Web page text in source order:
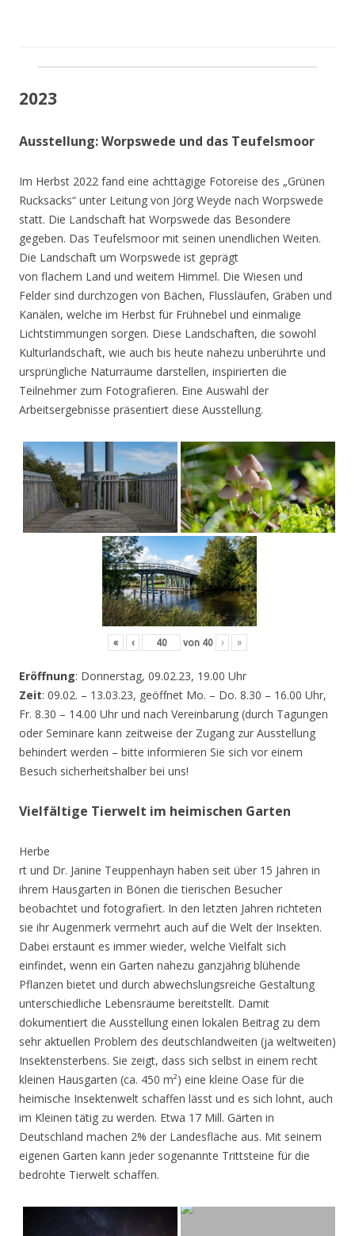
2023
Ausstellung: Worpswede und das Teufelsmoor
Im Herbst 2022 fand eine achttägige Fotoreise des „Grünen
Rucksacks“ unter Leitung von Jörg Weyde nach Worpswede
statt. Die Landschaft hat Worpswede das Besondere
gegeben. Das Teufelsmoor mit seinen unendlichen Weiten.
Die Landschaft um Worpswede ist geprägt
von flachem Land und weitem Himmel. Die Wiesen und
Felder sind durchzogen von Bächen, Flussläufen, Gräben und
Kanälen, welche im Herbst für Frühnebel und einmalige
Lichtstimmungen sorgen. Diese Landschaften, die sowohl
Kulturlandschaft, wie auch bis heute nahezu unberührte und
ursprüngliche Naturräume darstellen, inspirierten die
Teilnehmer zum Fotografieren. Eine Auswahl der
Arbeitsergebnisse präsentiert diese Ausstellung.
« ‹ von 40 › »
Eröffnung: Donnerstag, 09.02.23, 19.00 Uhr
Zeit: 09.02. – 13.03.23, geöffnet Mo. – Do. 8.30 – 16.00 Uhr,
Fr. 8.30 – 14.00 Uhr und nach Vereinbarung (durch Tagungen
oder Seminare kann zeitweise der Zugang zur Ausstellung
behindert werden – bitte informieren Sie sich vor einem
Besuch sicherheitshalber bei uns!
Vielfältige Tierwelt im heimischen Garten
Herbe
rt und Dr. Janine Teuppenhayn haben seit über 15 Jahren in
ihrem Hausgarten in Bönen die tierischen Besucher
beobachtet und fotografiert. In den letzten Jahren richteten
sie ihr Augenmerk vermehrt auch auf die Welt der Insekten.
Dabei erstaunt es immer wieder, welche Vielfalt sich
einfindet, wenn ein Garten nahezu ganzjährig blühende
Pflanzen bietet und durch abwechslungsreiche Gestaltung
unterschiedliche Lebensräume bereitstellt. Damit
dokumentiert die Ausstellung einen lokalen Beitrag zu dem
sehr aktuellen Problem des deutschlandweiten (ja weltweiten)
Insektensterbens. Sie zeigt, dass sich selbst in einem recht
kleinen Hausgarten (ca. 450 m²) eine kleine Oase für die
heimische Insektenwelt schaffen lässt und es sich lohnt, auch
im Kleinen tätig zu werden. Etwa 17 Mill. Gärten in
Deutschland machen 2% der Landesfläche aus. Mit seinem
eigenen Garten kann jeder sogenannte Trittsteine für die
bedrohte Tierwelt schaffen.